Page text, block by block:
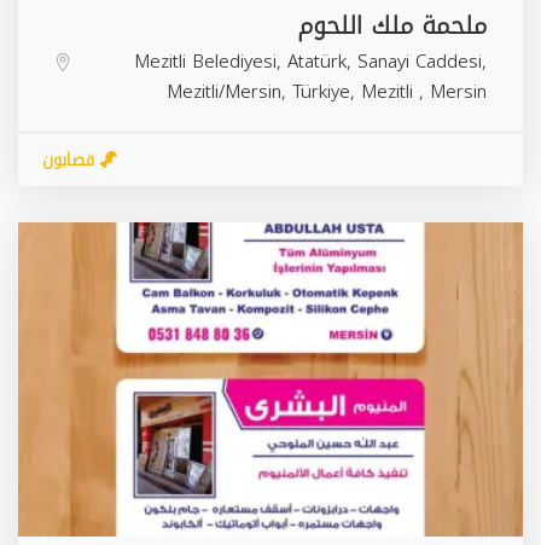
ملحمة ملك اللحوم
Mezitli Belediyesi, Atatürk, Sanayi Caddesi,
Mezitli/Mersin, Türkiye, Mezitli , Mersin
قصابون